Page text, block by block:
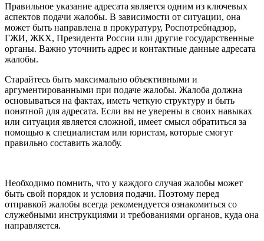
Правильное указание адресата является одним из ключевых
аспектов подачи жалобы. В зависимости от ситуации, она
может быть направлена в прокуратуру, Роспотребнадзор,
ГЖИ, ЖКХ, Президента России или другие государственные
органы. Важно уточнить адрес и контактные данные адресата
жалобы.
Старайтесь быть максимально объективными и
аргументированными при подаче жалобы. Жалоба должна
основываться на фактах, иметь четкую структуру и быть
понятной для адресата. Если вы не уверены в своих навыках
или ситуация является сложной, имеет смысл обратиться за
помощью к специалистам или юристам, которые смогут
правильно составить жалобу.
Необходимо помнить, что у каждого случая жалобы может
быть свой порядок и условия подачи. Поэтому перед
отправкой жалобы всегда рекомендуется ознакомиться со
служебными инструкциями и требованиями органов, куда она
направляется.